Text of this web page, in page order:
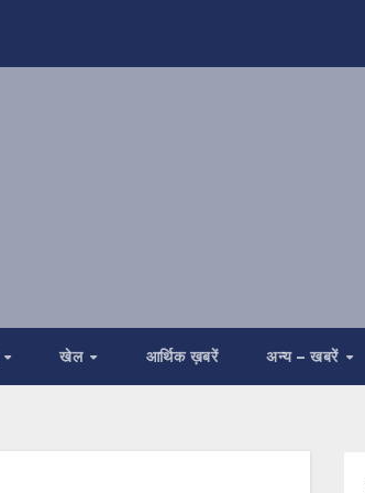
खेल आर्थिक ख़बरें अन्य – खबरें